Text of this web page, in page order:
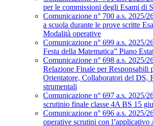
per le commissioni degli Esami di
Comunicazione n° 700 a.s. 2025/
a scuola durante le prove scritte
Modalità operative
Comunicazione n° 699 a.s. 2025/
Festa della Matematica” Piano
Comunicazione n° 698 a.s. 2025/
Relazione Finale per Responsabili
Orientatore, Collaboratori del DS,
strumentali
Comunicazione n° 697 a.s. 2025/
scrutinio finale classe 4A BS 15
Comunicazione n° 696 a.s. 2025/
operative scrutini con l’applicativo